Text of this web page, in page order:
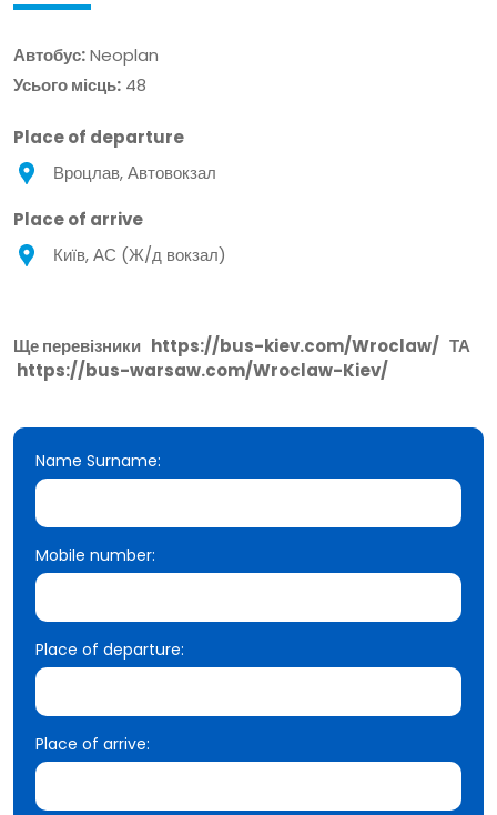
Автобус:Neoplan
Усього місць: 48
Place of departure
Вроцлав, Автовокзал
Place of arrive
Київ, АС (Ж/д вокзал)
Ще перевізники https://bus-kiev.com/Wroclaw/ ТА
https://bus-warsaw.com/Wroclaw-Kiev/
Name Surname:
Mobile number:
Place of departure:
Place of arrive: